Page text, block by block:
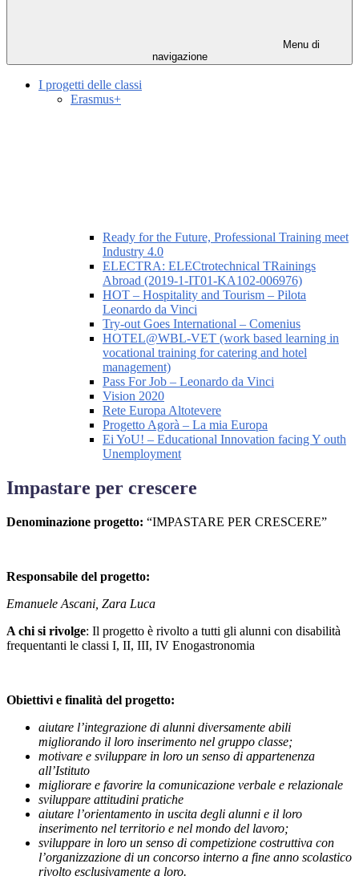
Menu di
navigazione
I progetti delle classi
Erasmus+
Ready for the Future, Professional Training meet
Industry 4.0
ELECTRA: ELECtrotechnical TRainings
Abroad (2019-1-IT01-KA102-006976)
HOT – Hospitality and Tourism – Pilota
Leonardo da Vinci
Try-out Goes International – Comenius
HOTEL@WBL-VET (work based learning in
vocational training for catering and hotel
management)
Pass For Job – Leonardo da Vinci
Vision 2020
Rete Europa Altotevere
Progetto Agorà – La mia Europa
Ei YoU! – Educational Innovation facing Y outh
Unemployment
Impastare per crescere
Denominazione progetto: “IMPASTARE PER CRESCERE”
Responsabile del progetto:
Emanuele Ascani, Zara Luca
A chi si rivolge: Il progetto è rivolto a tutti gli alunni con disabilità
frequentanti le classi I, II, III, IV Enogastronomia
Obiettivi e finalità del progetto:
aiutare l’integrazione di alunni diversamente abili
migliorando il loro inserimento nel gruppo classe;
motivare e sviluppare in loro un senso di appartenenza
all’Istituto
migliorare e favorire la comunicazione verbale e relazionale
sviluppare attitudini pratiche
aiutare l’orientamento in uscita degli alunni e il loro
inserimento nel territorio e nel mondo del lavoro;
sviluppare in loro un senso di competizione costruttiva con
l’organizzazione di un concorso interno a fine anno scolastico
rivolto esclusivamente a loro.